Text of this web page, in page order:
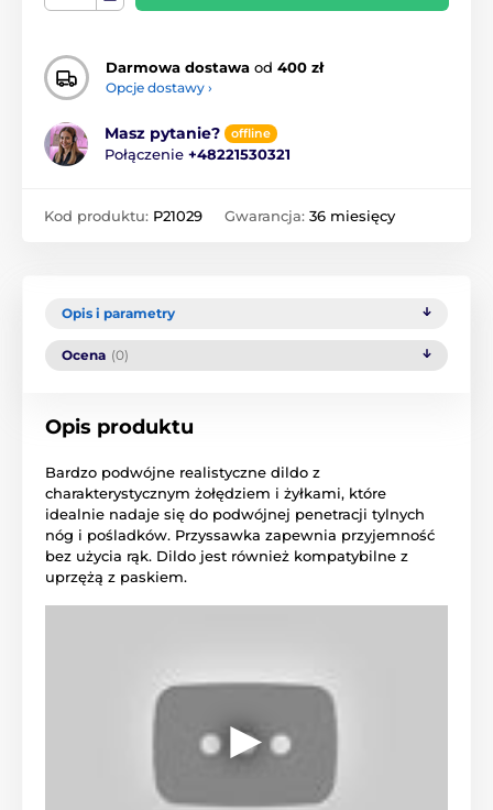
Darmowa dostawa od 400 zł
Opcje dostawy ›
Masz pytanie? offline
Połączenie +48221530321
Kod produktu: P21029 Gwarancja: 36 miesięcy
Opis i parametry
Ocena (0)
Opis produktu
Bardzo podwójne realistyczne dildo z
charakterystycznym żołędziem i żyłkami, które
idealnie nadaje się do podwójnej penetracji tylnych
nóg i pośladków. Przyssawka zapewnia przyjemność
bez użycia rąk. Dildo jest również kompatybilne z
uprzężą z paskiem.